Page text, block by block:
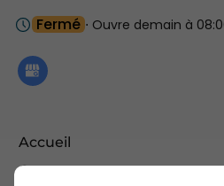
Fermé ⋅ Ouvre demain à
Accueil
Contactez-nous